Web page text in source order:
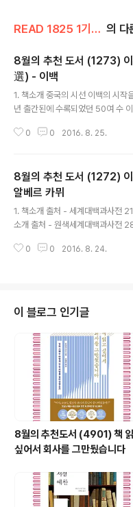
READ 1825 1기(13.3~18.2) 의 다
8월의 추천 도서 (1273)
選) - 이백
1. 책소개 중국의 시선 이백의 시작
년 출간된에 수록되었던 50여 수
석과 본문, 각주와 해설의 네 부분으
출처 - 엘리트2000 제공 3. 목차
며 1. 사랑의 언저리 옥계원 청평조
사 3 미인...2. 산중문답 산중문답
백로...3. 달과 술의 인연 취해 누우
진주 독작...4. 정을 주고 받으며 청
어린 두 자식에게 동정호에서 1 동
0 0 2016. 8. 25.
8월의 추천 도서 (1272)
알베르 카뮈
1. 책소개 출처 - 세계대백과사전
소개 출처 - 원색세계대백과사전
베르 카뮈 을 다시 읽는다 - 로제 키
0 0 2016. 8. 24.
이 블로그 인기글
8월의 추천도서 (4901) 책
싶어서 회사를 그만뒀습니다